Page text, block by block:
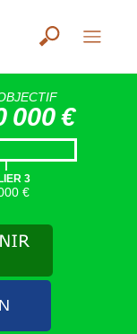
000 €
|
3
€